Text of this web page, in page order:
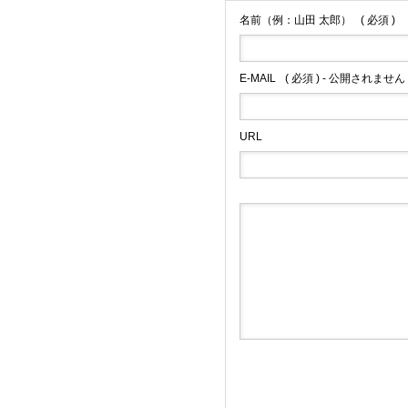
名前（例：山田 太郎） ( 必須 )
E-MAIL ( 必須 ) - 公開されません
URL